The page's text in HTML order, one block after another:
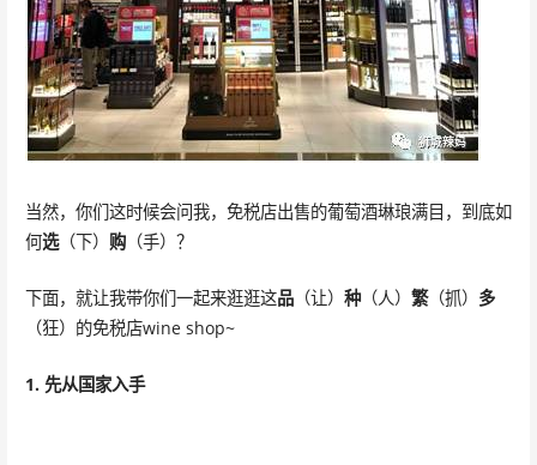
当然，你们这时候会问我，免税店出售的葡萄酒琳琅满目，到底如
何选（下） 购（手）？
下面，就让我带你们一起来逛逛这品（让） 种（人） 繁（抓） 多
（狂）的免税店wine shop~
1. 先从国家入手